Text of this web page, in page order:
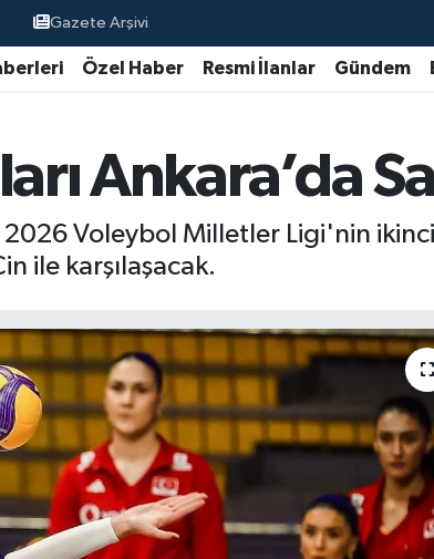
Gazete Arşivi
Özel Haber Resmi İlanlar Gündem
Ankara’da
2026 Voleybol Milletler Ligi'nin
ile karşılaşacak.